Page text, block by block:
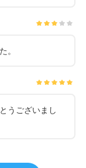
。
うございまし